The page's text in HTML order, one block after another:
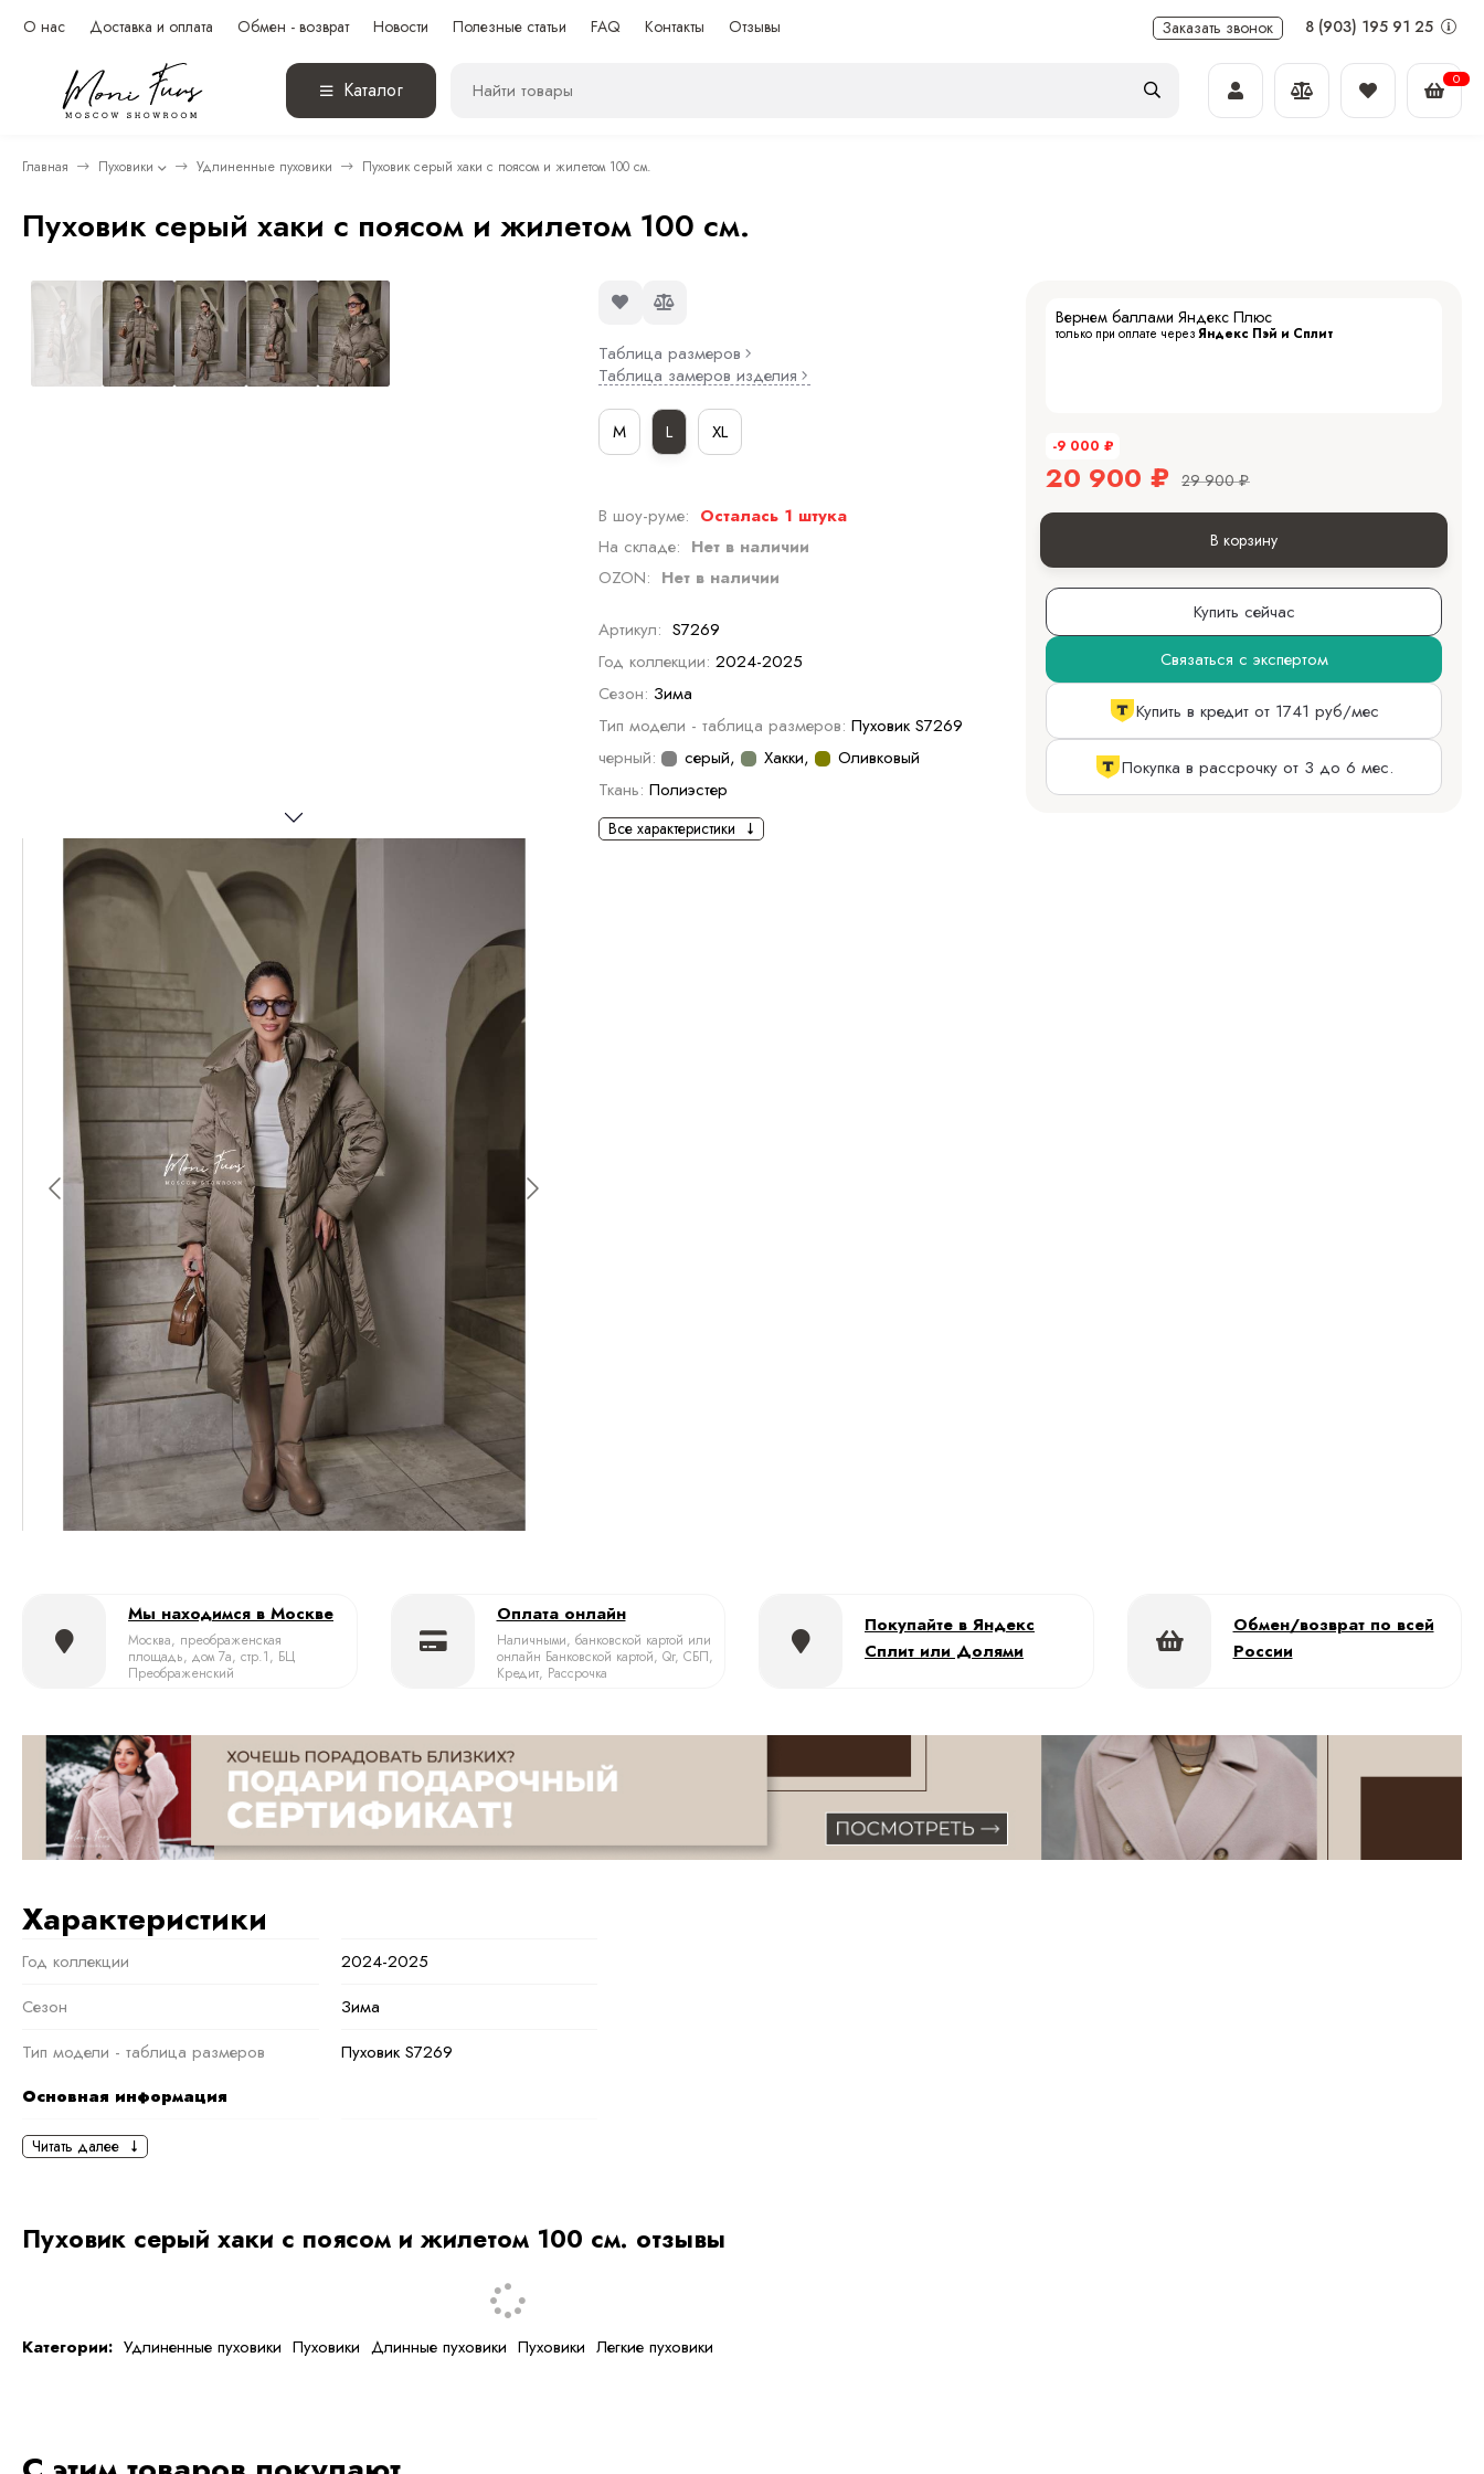
О нас Доставка и оплата Обмен - возврат Новости Полезные статьи FAQ Контакты Отзывы Заказать звонок 8 (903) 195 91 25
Каталог 0
Главная Пуховики Удлиненные пуховики Пуховик серый хаки с поясом и жилетом 100 см.
Пуховик серый хаки с поясом и жилетом 100 см.
Таблица размеров
Таблица замеров изделия
M L XL
В шоу-руме: Осталась 1 штука
На складе: Нет в наличии
OZON: Нет в наличии
Артикул: S7269
Год коллекции: 2024-2025
Сезон: Зима
Тип модели - таблица размеров: Пуховик S7269
черный:
серый, Хакки,
Оливковый
Ткань: Полиэстер
Все характеристики
Вернем баллами Яндекс Плюс
только при оплате черезЯндекс Пэй и Сплит
-9 000 ₽
20 900 ₽ 29 900 ₽
В корзину
Купить сейчас
Связаться с экспертом
Купить в кредит от 1741 руб/мес
Покупка в рассрочку от 3 до 6 мес.
Мы находимся в Москве
Москва, преображенская
площадь, дом 7а, стр.1, БЦ
Преображенский
Оплата онлайн
Наличными, банковской картой или
онлайн Банковской картой, Qr, СБП,
Кредит, Рассрочка
Покупайте в Яндекс
Сплит или Долями
Обмен/возврат по всей
России
Характеристики
Год коллекции
2024-2025
Сезон
Зима
Тип модели - таблица размеров
Пуховик S7269
Основная информация
черный
Состав ткани
100 % полиэстер
Дополнительная информация
Читать далее
Пуховик серый хаки с поясом и жилетом 100 см. отзывы
Категории: Удлиненные пуховики Пуховики Длинные пуховики Пуховики Легкие пуховики